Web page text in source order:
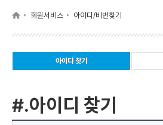
회원서비스 아이디/비번찾기
아이디 찾기
#.아이디 찾기